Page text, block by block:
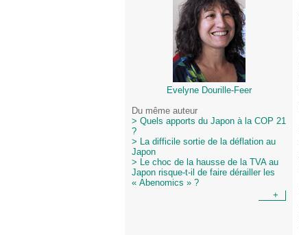
Evelyne Dourille-Feer
Du même auteur
> Quels apports du Japon à la COP 21
?
> La difficile sortie de la déflation au
Japon
> Le choc de la hausse de la TVA au
Japon risque-t-il de faire dérailler les
« Abenomics » ?
+